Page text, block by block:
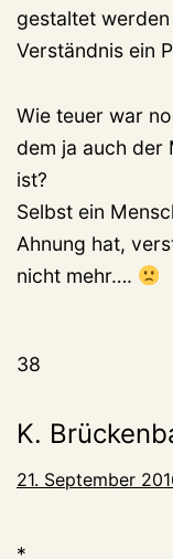
gestaltet
Verständnis ein
Wie teuer war
dem ja auch
ist?
Selbst ein
Ahnung hat,
nicht mehr….
38
K.
21. September
*